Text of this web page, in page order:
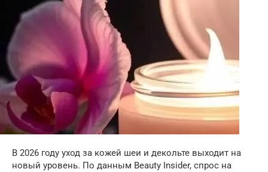
В 2026 году уход за кожей шеи и декольте выходит на
новый уровень. По данным Beauty Insider, спрос на